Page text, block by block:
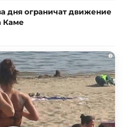
дня ограничат движение
Каме
i